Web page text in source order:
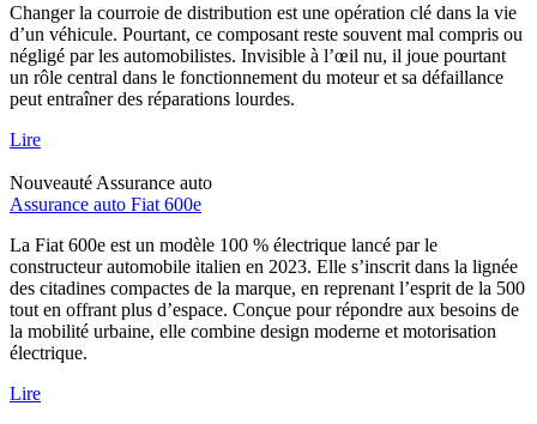
Changer la courroie de distribution est une opération clé dans la vie
d’un véhicule. Pourtant, ce composant reste souvent mal compris ou
négligé par les automobilistes. Invisible à l’œil nu, il joue pourtant
un rôle central dans le fonctionnement du moteur et sa défaillance
peut entraîner des réparations lourdes.
Lire
Nouveauté Assurance auto
Assurance auto Fiat 600e
La Fiat 600e est un modèle 100 % électrique lancé par le
constructeur automobile italien en 2023. Elle s’inscrit dans la lignée
des citadines compactes de la marque, en reprenant l’esprit de la 500
tout en offrant plus d’espace. Conçue pour répondre aux besoins de
la mobilité urbaine, elle combine design moderne et motorisation
électrique.
Lire